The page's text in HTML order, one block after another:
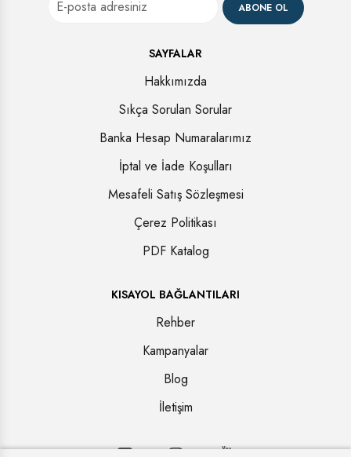
ABONE OL
SAYFALAR
Hakkımızda
Sıkça Sorulan Sorular
Banka Hesap Numaralarımız
İptal ve İade Koşulları
Mesafeli Satış Sözleşmesi
Çerez Politikası
PDF Katalog
KISAYOL BAĞLANTILARI
Rehber
Kampanyalar
Blog
İletişim